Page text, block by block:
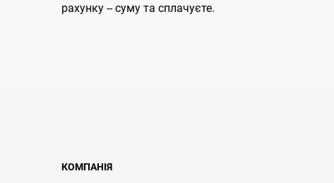
рахунку -- суму та сплачуєте.
КОМПАНІЯ